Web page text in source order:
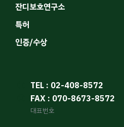
잔디보호연구소
특허
인증/수상
TEL : 02-408-8572
FAX : 070-8673-8572
대표번호